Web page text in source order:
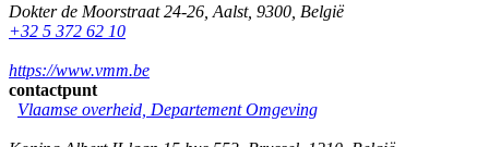
Dokter de Moorstraat 24-26 Aalst, 9300 België
+32 5 372 62 10
https://www.vmm.be
contactpunt
Vlaamse overheid, Departement Omgeving